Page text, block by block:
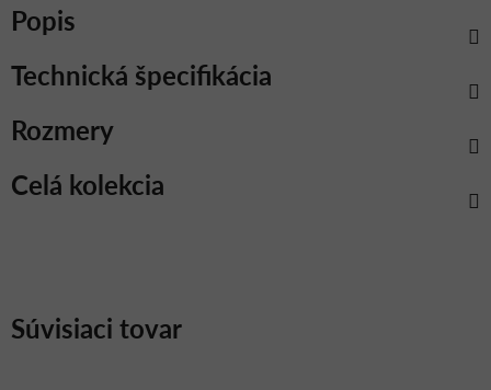
Popis
Celá kolekcia
Rozmery
Technická špecifikácia
Súvisiaci tovar